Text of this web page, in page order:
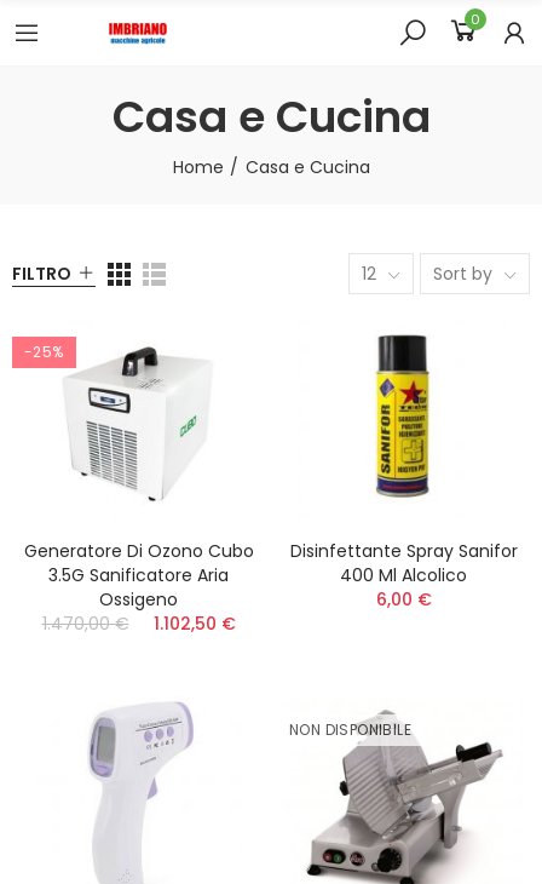
0
Casa e Cucina
Home Casa e Cucina
FILTRO 12 Sort by
-25%
Generatore Di Ozono Cubo
3.5G Sanificatore Aria
Ossigeno
1.470,00 €
1.102,50 €
Disinfettante Spray Sanifor
400 Ml Alcolico
6,00 €
NON DISPONIBILE